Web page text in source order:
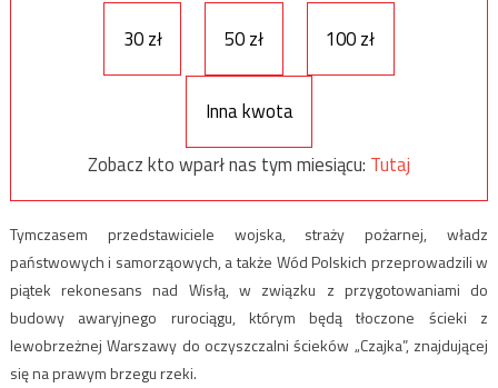
30 zł 50 zł 100 zł
Inna kwota
Zobacz kto wparł nas tym miesiącu: Tutaj
Tymczasem przedstawiciele wojska, straży pożarnej, władz
państwowych i samorząowych, a także Wód Polskich przeprowadzili w
piątek rekonesans nad Wisłą, w związku z przygotowaniami do
budowy awaryjnego rurociągu, którym będą tłoczone ścieki z
lewobrzeżnej Warszawy do oczyszczalni ścieków „Czajka”, znajdującej
się na prawym brzegu rzeki.